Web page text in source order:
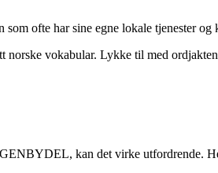
ofte har sine egne lokale tjenester og
norske vokabular. Lykke til med
kan det virke utfordrende.